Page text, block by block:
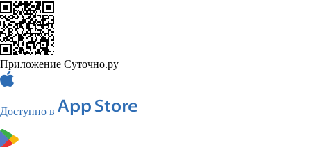
Приложение Суточно.ру
Доступно в